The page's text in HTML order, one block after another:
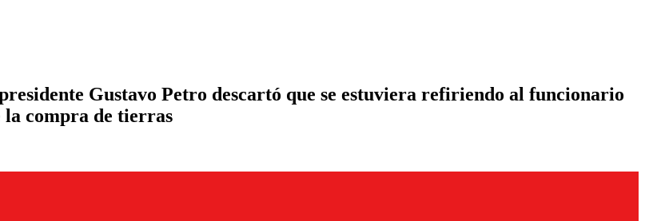
Gustavo Petro descartó que se estuviera refiriendo al funcionario
la compra de tierras